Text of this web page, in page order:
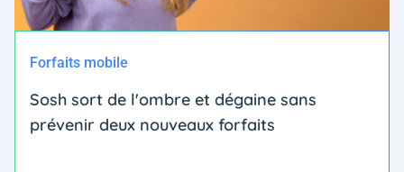
Forfaits mobile
Sosh sort de l'ombre et dégaine sans
prévenir deux nouveaux forfaits